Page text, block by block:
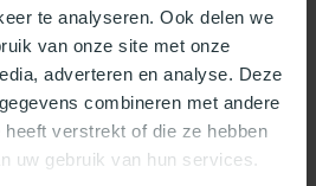
te analyseren. Ook delen we
van onze site met onze
adverteren en analyse. Deze
combineren met andere
verstrekt of die ze hebben
uw gebruik van hun services.
maakt: